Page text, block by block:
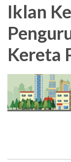
Iklan
Kereta